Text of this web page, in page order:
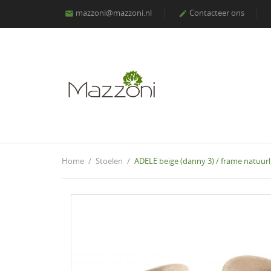
 mazzoni@mazzoni.nl  Contacteer ons
Home Stoelen ADELE beige (danny 3) / frame